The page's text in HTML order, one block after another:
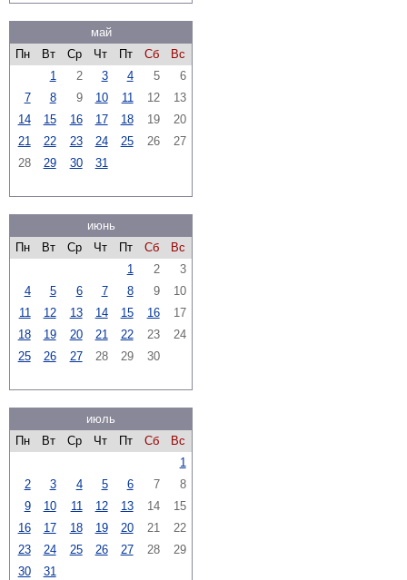
май
Пн
Вт Ср Чт Пт Сб
Вс
1
2 3 4 5
6
7
8 9 10 11 12
13
14
15 16 17 18 19
20
21
22 23 24 25 26
27
28
29 30 31
июнь
Пн
Вт Ср Чт Пт Сб
Вс
1
2
3
4
5 6 7 8 9
10
11
12 13 14 15 16
17
18
19 20 21 22 23
24
25
26 27 28 29 30
июль
Пн
Вт Ср Чт Пт Сб
Вс
1
2
3 4 5 6 7
8
9
10 11 12 13 14
15
16
17 18 19 20 21
22
23
24 25 26 27 28
29
30
31